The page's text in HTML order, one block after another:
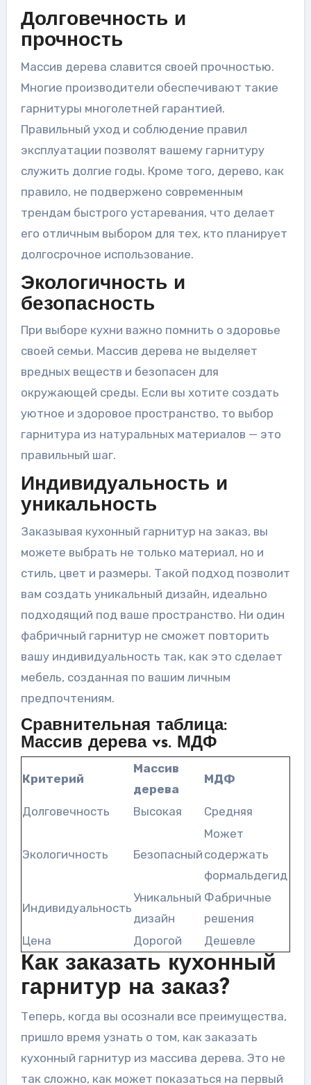
Долговечность и
прочность
Массив дерева славится своей прочностью.
Многие производители обеспечивают такие
гарнитуры многолетней гарантией.
Правильный уход и соблюдение правил
эксплуатации позволят вашему гарнитуру
служить долгие годы. Кроме того, дерево, как
правило, не подвержено современным
трендам быстрого устаревания, что делает
его отличным выбором для тех, кто планирует
долгосрочное использование.
Экологичность и
безопасность
При выборе кухни важно помнить о здоровье
своей семьи. Массив дерева не выделяет
вредных веществ и безопасен для
окружающей среды. Если вы хотите создать
уютное и здоровое пространство, то выбор
гарнитура из натуральных материалов — это
правильный шаг.
Индивидуальность и
уникальность
Заказывая кухонный гарнитур на заказ, вы
можете выбрать не только материал, но и
стиль, цвет и размеры. Такой подход позволит
вам создать уникальный дизайн, идеально
подходящий под ваше пространство. Ни один
фабричный гарнитур не сможет повторить
вашу индивидуальность так, как это сделает
мебель, созданная по вашим личным
предпочтениям.
Сравнительная таблица:
Массив дерева vs. МДФ
Критерий
Массив
дерева
МДФ
Долговечность Высокая Средняя
Экологичность Безопасный
Может
содержать
формальдегид
Индивидуальность
Уникальный
дизайн
Фабричные
решения
Цена
Дорогой Дешевле
Как заказать кухонный
гарнитур на заказ?
Теперь, когда вы осознали все преимущества,
пришло время узнать о том, как заказать
кухонный гарнитур из массива дерева. Это не
так сложно, как может показаться на первый